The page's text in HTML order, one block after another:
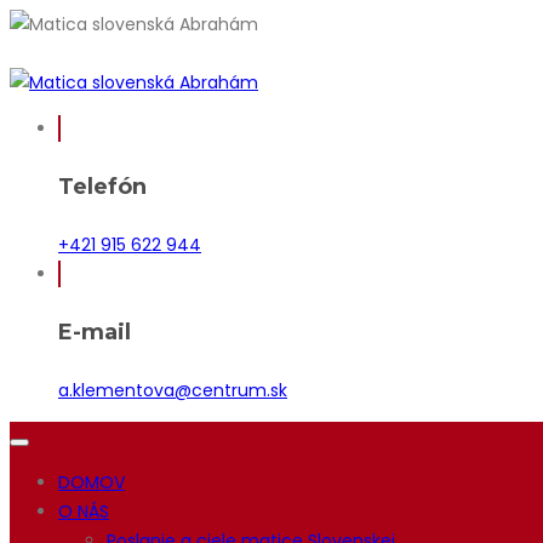
Telefón
+421 915 622 944
E-mail
a.klementova@centrum.sk
DOMOV
O NÁS